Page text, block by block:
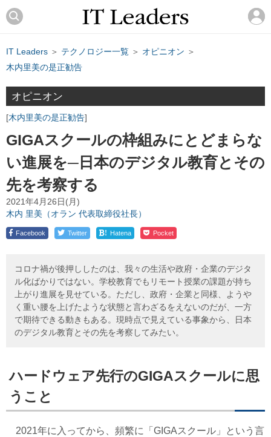
IT Leaders ＞ テクノロジー一覧 ＞ オピニオン ＞
木内里美の是正勧告
オピニオン
木内里美の是正勧告
GIGAスクールの枠組みにとどまらな
い進展を─日本のデジタル教育とその
先を考察する
2021年4月26日(月)
木内 里美（オラン 代表取締役社長）
Facebook Twitter ! Hatena Pocket
コロナ禍が後押ししたのは、我々の生活や政府・企業のデジタ
ル化ばかりではない。学校教育でもリモート授業の課題が持ち
上がり進展を見せている。ただし、政府・企業と同様、ようや
く重い腰を上げたような状態と言わざるをえないのだが、一方
で期待できる動きもある。現時点で見えている事象から、日本
のデジタル教育とその先を考察してみたい。
ハードウェア先行のGIGAスクールに思
うこと
2021年に入ってから、頻繁に「GIGAスクール」という言